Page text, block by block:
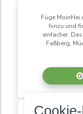
Füge
hinzu und
einfacher.
Faßberg,